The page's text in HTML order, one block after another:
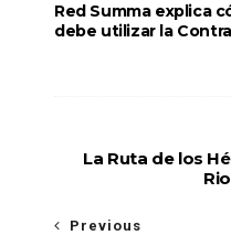
Red Summa explica
debe utilizar la
La Ruta de los
Previous